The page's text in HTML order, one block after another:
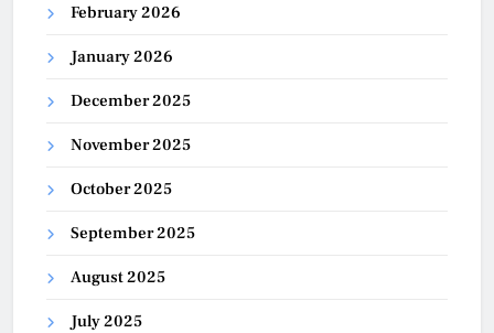
February 2026
January 2026
December 2025
November 2025
October 2025
September 2025
August 2025
July 2025